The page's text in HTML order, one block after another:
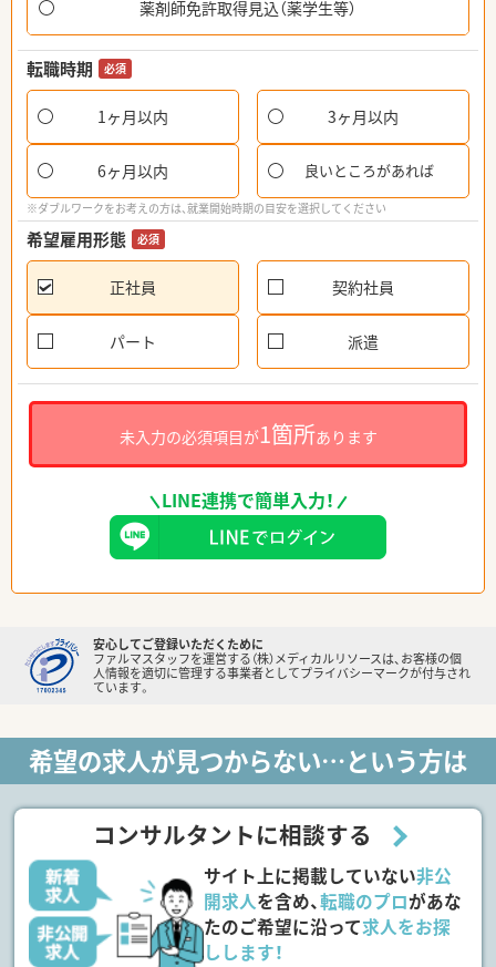
薬剤師免許取得見込（薬学生等）
転職時期 必須
1ヶ月以内 3ヶ月以内
6ヶ月以内 良いところがあれば
※ダブルワークをお考えの方は、就業開始時期の目安を選択してください
希望雇用形態 必須
正社員 契約社員
パート 派遣
未入力の必須項目が1箇所あります
LINE連携で簡単入力！
安心してご登録いただくために
ファルマスタッフを運営する（株）メディカルリソースは、お客様の個
人情報を適切に管理する事業者としてプライバシーマークが付与され
ています。
希望の求人が見つからない…という方は
コンサルタントに相談する
サイト上に掲載していない非公
開求人を含め、転職のプロがあな
たのご希望に沿って求人をお探
しします！